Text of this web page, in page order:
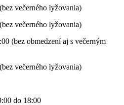
večerného lyžovania)
večerného lyžovania)
(bez obmedzení aj s večerným
večerného lyžovania)
do 18:00